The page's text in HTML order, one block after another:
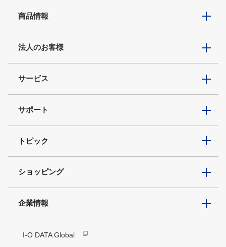
商品情報
法人のお客様
サービス
サポート
トピック
ショッピング
企業情報
I-O DATA Global